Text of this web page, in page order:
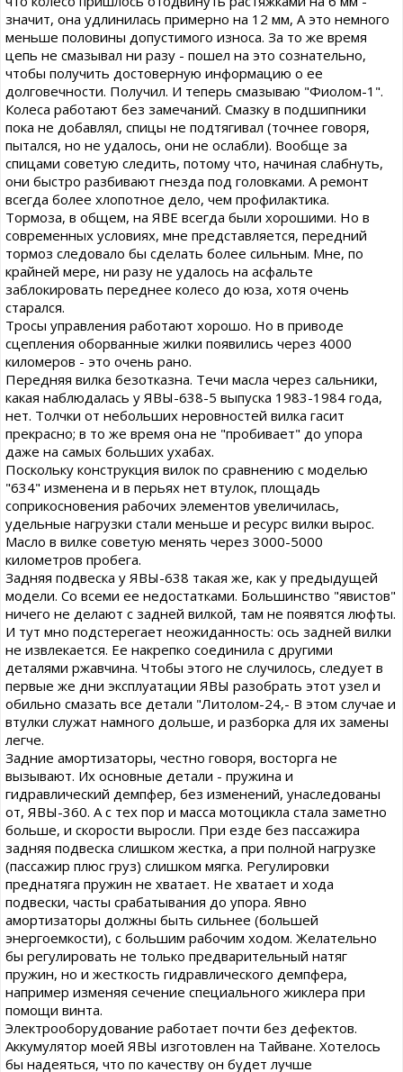
значит, она удлинилась примерно на 12 мм, А это немного
меньше половины допустимого износа. За то же время
цепь не смазывал ни разу - пошел на это сознательно,
чтобы получить достоверную информацию о ее
долговечности. Получил. И теперь смазываю "Фиолом-1".
Колеса работают без замечаний. Смазку в подшипники
пока не добавлял, спицы не подтягивал (точнее говоря,
пытался, но не удалось, они не ослабли). Вообще за
спицами советую следить, потому что, начиная слабнуть,
они быстро разбивают гнезда под головками. А ремонт
всегда более хлопотное дело, чем профилактика.
Тормоза, в общем, на ЯВЕ всегда были хорошими. Но в
современных условиях, мне представляется, передний
тормоз следовало бы сделать более сильным. Мне, по
крайней мере, ни разу не удалось на асфальте
заблокировать переднее колесо до юза, хотя очень
старался.
Тросы управления работают хорошо. Но в приводе
сцепления оборванные жилки появились через 4000
киломеров - это очень рано.
Передняя вилка безотказна. Течи масла через сальники,
какая наблюдалась у ЯВЫ-638-5 выпуска 1983-1984 года,
нет. Толчки от небольших неровностей вилка гасит
прекрасно; в то же время она не "пробивает" до упора
даже на самых больших ухабах.
Поскольку конструкция вилок по сравнению с моделью
"634" изменена и в перьях нет втулок, площадь
соприкосновения рабочих элементов увеличилась,
удельные нагрузки стали меньше и ресурс вилки вырос.
Масло в вилке советую менять через 3000-5000
километров пробега.
Задняя подвеска у ЯВЫ-638 такая же, как у предыдущей
модели. Со всеми ее недостатками. Большинство "явистов"
ничего не делают с задней вилкой, там не появятся люфты.
И тут мно подстерегает неожиданность: ось задней вилки
не извлекается. Ее накрепко соединила с другими
деталями ржавчина. Чтобы этого не случилось, следует в
первые же дни эксплуатации ЯВЫ разобрать этот узел и
обильно смазать все детали "Литолом-24,- В этом случае и
втулки служат намного дольше, и разборка для их замены
легче.
Задние амортизаторы, честно говоря, восторга не
вызывают. Их основные детали - пружина и
гидравлический демпфер, без изменений, унаследованы
от, ЯВЫ-360. А с тех пор и масса мотоцикла стала заметно
больше, и скорости выросли. При езде без пассажира
задняя подвеска слишком жестка, а при полной нагрузке
(пассажир плюс груз) слишком мягка. Регулировки
преднатяга пружин не хватает. Не хватает и хода
подвески, часты срабатывания до упора. Явно
амортизаторы должны быть сильнее (большей
энергоемкости), с большим рабочим ходом. Желательно
бы регулировать не только предварительный натяг
пружин, но и жесткость гидравлического демпфера,
например изменяя сечение специального жиклера при
помощи винта.
Электрооборудование работает почти без дефектов.
Аккумулятор моей ЯВЫ изготовлен на Тайване. Хотелось
бы надеяться, что по качеству он будет лучше